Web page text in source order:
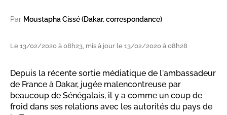
Par Moustapha Cissé (Dakar, correspondance)
Le 13/02/2020 à 08h23, mis à jour le 13/02/2020 à 08h28
Depuis la récente sortie médiatique de l'ambassadeur
de France à Dakar, jugée malencontreuse par
beaucoup de Sénégalais, il y a comme un coup de
froid dans ses relations avec les autorités du pays de